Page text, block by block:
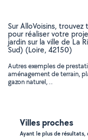
Sur AlloVoisins,
pour réaliser votre
jardin sur la ville de La
Sud) (Loire, 42150)
Autres exemples de
aménagement de terrain,
gazon naturel, ..
Villes proches
Ayant le plus de